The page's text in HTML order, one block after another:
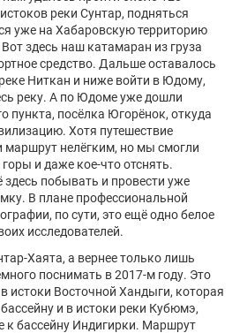
реки Сунтар, подняться
уже на Хабаровскую территорию
здесь наш катамаран из груза
средство. Дальше оставалось
Ниткан и ниже войти в Юдому,
реку. А по Юдоме уже дошли
пункта, посёлка Югорёнок, откуда
Хотя путешествие
маршрут нелёгким, но мы смогли
и даже кое-что отснять.
побывать и провести уже
В плане профессиональной
по сути, это ещё одно белое
исследователей.
Хаята, а вернее только лишь
поснимать в 2017-м году. Это
истоки Восточной Хандыги, которая
и в истоки реки Кубюмэ,
к бассейну Индигирки. Маршрут